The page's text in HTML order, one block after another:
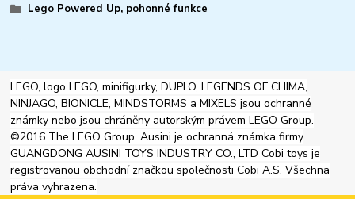
Lego Powered Up, pohonné funkce
LEGO, logo LEGO, minifigurky, DUPLO, LEGENDS OF CHIMA,
NINJAGO, BIONICLE, MINDSTORMS a MIXELS jsou ochranné
známky nebo jsou chráněny autorským právem LEGO Group.
©2016 The LEGO Group. Ausini je ochranná známka firmy
GUANGDONG AUSINI TOYS INDUSTRY CO., LTD Cobi toys je
registrovanou obchodní značkou společnosti Cobi A.S. Všechna
práva vyhrazena.